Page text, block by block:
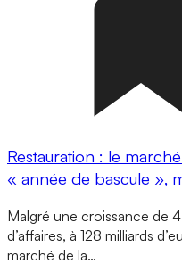
Restauration : le
« année de bascule »,
Malgré une croissance de
d’affaires, à 128 milliards
marché de la…